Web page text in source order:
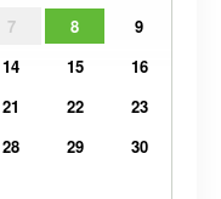
7 8
9
14 15
16
21 22
23
28 29
30